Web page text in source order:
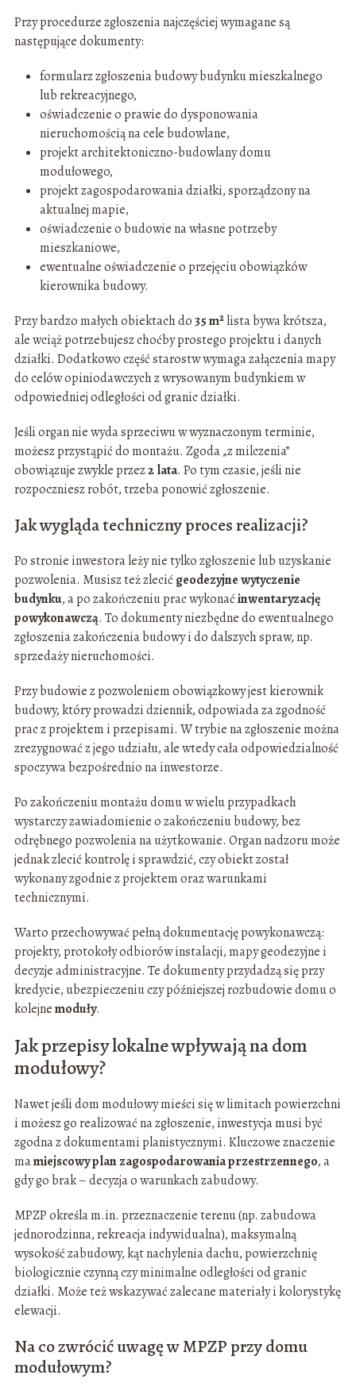
Przy procedurze zgłoszenia najczęściej wymagane są
następujące dokumenty:
formularz zgłoszenia budowy budynku mieszkalnego
lub rekreacyjnego,
oświadczenie o prawie do dysponowania
nieruchomością na cele budowlane,
projekt architektoniczno-budowlany domu
modułowego,
projekt zagospodarowania działki, sporządzony na
aktualnej mapie,
oświadczenie o budowie na własne potrzeby
mieszkaniowe,
ewentualne oświadczenie o przejęciu obowiązków
kierownika budowy.
Przy bardzo małych obiektach do35 m²lista bywa krótsza,
ale wciąż potrzebujesz choćby prostego projektu i danych
działki. Dodatkowo część starostw wymaga załączenia mapy
do celów opiniodawczych z wrysowanym budynkiem w
odpowiedniej odległości od granic działki.
Jeśli organ nie wyda sprzeciwu w wyznaczonym terminie,
możesz przystąpić do montażu. Zgoda „z milczenia”
obowiązuje zwykle przez2 lata. Po tym czasie, jeśli nie
rozpoczniesz robót, trzeba ponowić zgłoszenie.
Jak wygląda techniczny proces realizacji?
Po stronie inwestora leży nie tylko zgłoszenie lub uzyskanie
pozwolenia. Musisz też zlecić geodezyjne wytyczenie
budynku, a po zakończeniu prac wykonaćinwentaryzację
powykonawczą. To dokumenty niezbędne do ewentualnego
zgłoszenia zakończenia budowy i do dalszych spraw, np.
sprzedaży nieruchomości.
Przy budowie z pozwoleniem obowiązkowy jest kierownik
budowy, który prowadzi dziennik, odpowiada za zgodność
prac z projektem i przepisami. W trybie na zgłoszenie można
zrezygnować z jego udziału, ale wtedy cała odpowiedzialność
spoczywa bezpośrednio na inwestorze.
Po zakończeniu montażu domu w wielu przypadkach
wystarczy zawiadomienie o zakończeniu budowy, bez
odrębnego pozwolenia na użytkowanie. Organ nadzoru może
jednak zlecić kontrolę i sprawdzić, czy obiekt został
wykonany zgodnie z projektem oraz warunkami
technicznymi.
Warto przechowywać pełną dokumentację powykonawczą:
projekty, protokoły odbiorów instalacji, mapy geodezyjne i
decyzje administracyjne. Te dokumenty przydadzą się przy
kredycie, ubezpieczeniu czy późniejszej rozbudowie domu o
kolejnemoduły.
Jak przepisy lokalne wpływają na dom
modułowy?
Nawet jeśli dom modułowy mieści się w limitach powierzchni
i możesz go realizować na zgłoszenie, inwestycja musi być
zgodna z dokumentami planistycznymi. Kluczowe znaczenie
mamiejscowy plan zagospodarowania przestrzennego, a
gdy go brak – decyzja o warunkach zabudowy.
MPZP określa m.in. przeznaczenie terenu (np. zabudowa
jednorodzinna, rekreacja indywidualna), maksymalną
wysokość zabudowy, kąt nachylenia dachu, powierzchnię
biologicznie czynną czy minimalne odległości od granic
działki. Może też wskazywać zalecane materiały i kolorystykę
elewacji.
Na co zwrócić uwagę w MPZP przy domu
modułowym?